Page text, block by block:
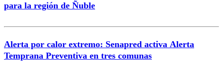
para la región de Ñuble
Alerta por calor extremo: Senapred activa Alerta
Temprana Preventiva en tres comunas